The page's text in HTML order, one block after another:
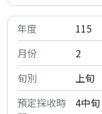
115
2
上旬
4中旬